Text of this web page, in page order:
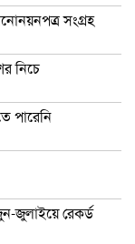
সংগ্রহ
নিচে
পারেনি
জুলাইয়ে রেকর্ড